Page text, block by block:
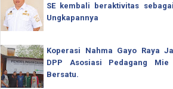
SE kembali beraktivitas
Ungkapannya
Koperasi Nahma Gayo Raya
DPP Asosiasi Pedagang
Bersatu.